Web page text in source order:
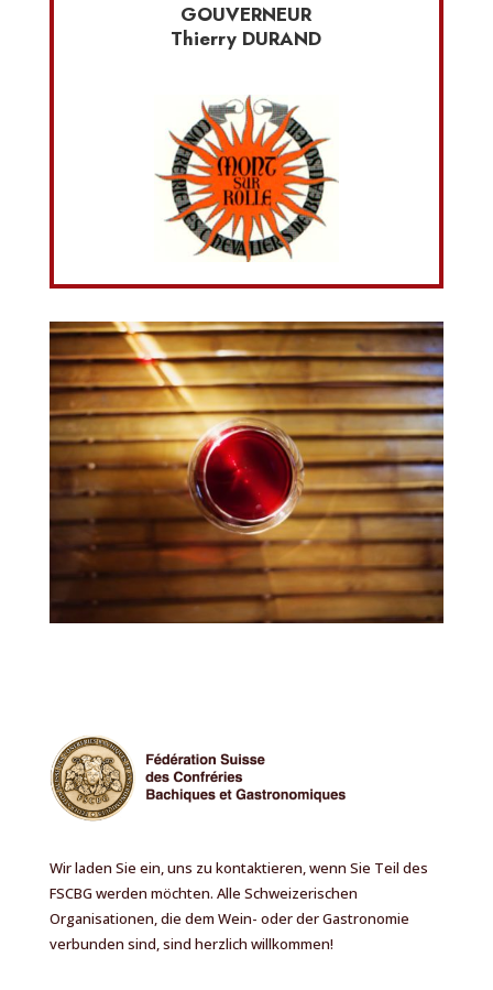
GOUVERNEUR
Thierry DURAND
Wir laden Sie ein, uns zu kontaktieren, wenn Sie Teil des
FSCBG werden möchten. Alle Schweizerischen
Organisationen, die dem Wein- oder der Gastronomie
verbunden sind, sind herzlich willkommen!